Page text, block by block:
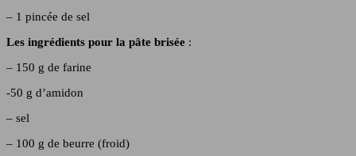
– 1 pincée de sel
Les ingrédients pour la pâte brisée :
– 150 g de farine
-50 g d’amidon
– sel
– 100 g de beurre (froid)